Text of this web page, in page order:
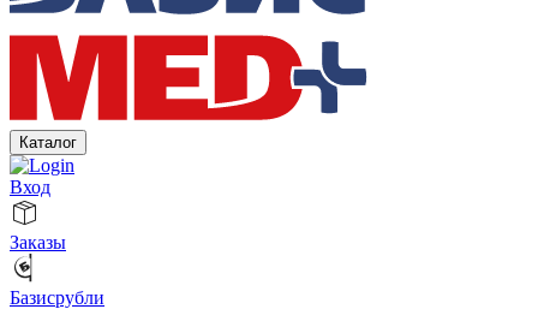
Каталог
Вход
Заказы
Базисрубли